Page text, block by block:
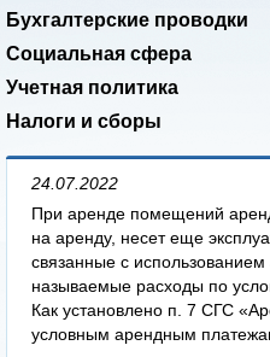
Бухгалтерские проводки
Социальная сфера
Учетная политика
Налоги и сборы
24.07.2022
При аренде помещений
на аренду, несет еще
связанные с
называемые расходы по
Как установлено п. 7 СГС
условным арендным